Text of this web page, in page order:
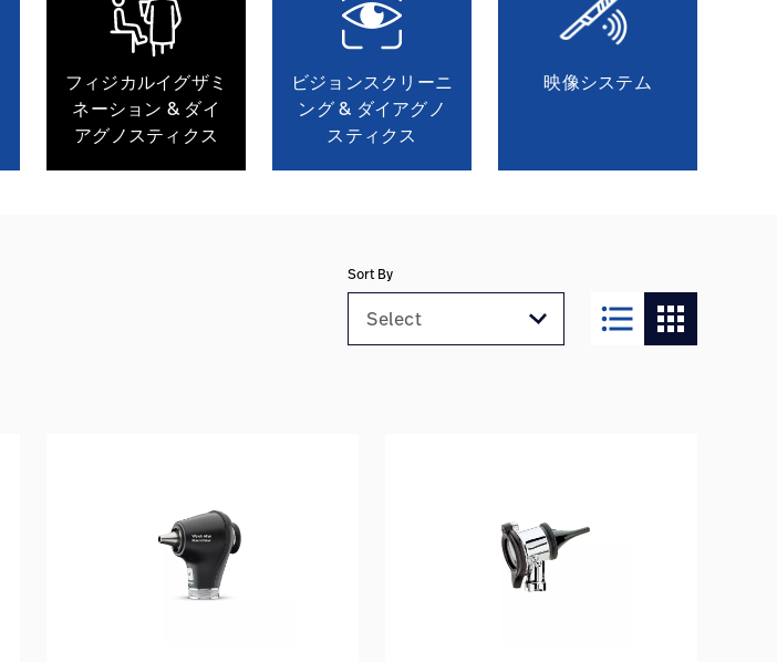
フィジカルイグザミ
ネーション & ダイ
アグノスティクス
ビジョンスクリーニ
ング & ダイアグノ
スティクス
映像システム
Sort By
format_list_bulleted apps